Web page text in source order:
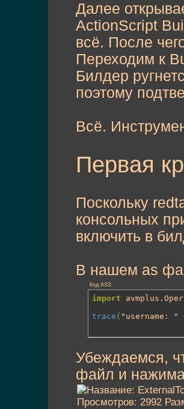
Далее
ActionScript
всё. После
Переходим к
Билдер
поэтому
Всё.
Первая
Поскольку
консольных
включить в
В нашем as
Код AS3:
import
trace ( "username: "
Убеждаемся,
файл и